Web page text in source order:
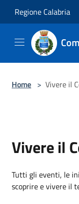
Regione Calabria
Home > Vivere il
Vivere il
Tutti gli eventi, le
scoprire e vivere il